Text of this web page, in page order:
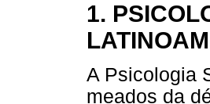
1.
A Psicologia
meados da